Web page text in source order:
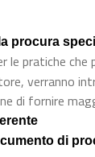
procura
le pratiche che
verranno
di fornire
di